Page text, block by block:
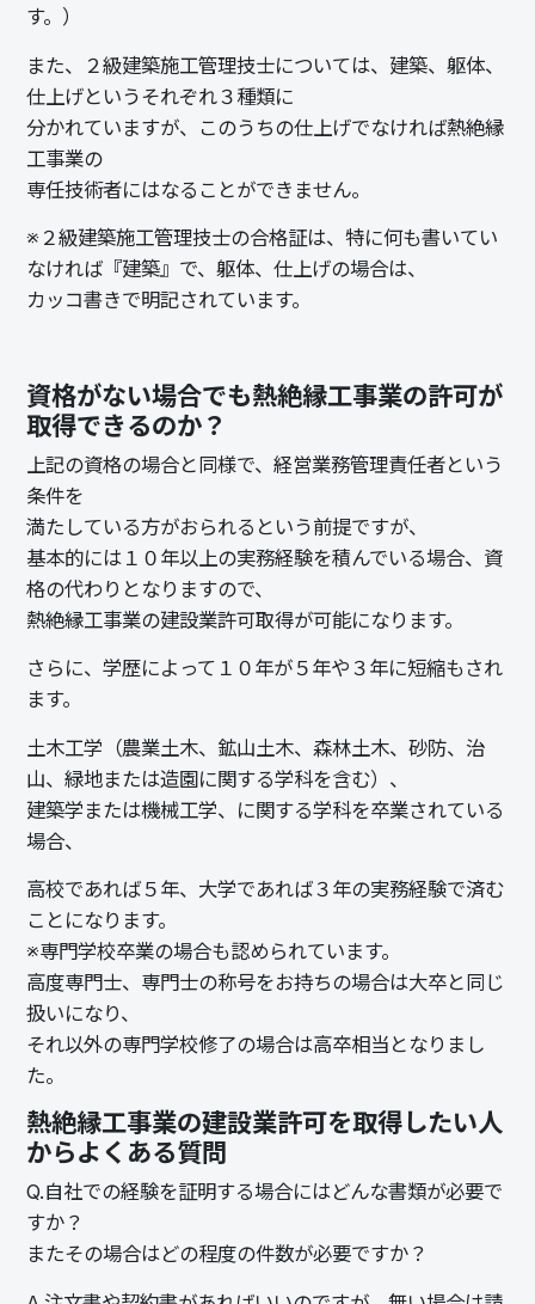
す。）
また、２級建築施工管理技士については、 建築、躯体、
仕上げというそれぞれ３種類に
分かれていますが、このうちの仕上げでなければ熱絶縁
工事業の
専任技術者にはなることができません。
※２級建築施工管理技士の合格証は、特に何も書いてい
なければ『建築』で、躯体、仕上げの場合は、
カッコ書きで明記されています。
資格がない場合でも熱絶縁工事業の許可が
取得できるのか？
上記の資格の場合と同様で、 経営業務管理責任者という
条件を
満たしている方がおられるという前提ですが、
基本的には１０年以上の実務経験を積んでいる場合、資
格の代わりとなりますので、
熱絶縁工事業の建設業許可取得が可能になります。
さらに、学歴によって１０年が５年や３年に短縮もされ
ます。
土木工学 （農業土木、鉱山土木、森林土木、砂防、治
山、緑地または造園に関する学科を含む）、
建築学 または機械工学、に関する学科を卒業されている
場合、
高校であれば５年、大学であれば３年の実務経験で済む
ことになります。
※専門学校卒業の場合も認められています。
高度専門士、専門士の称号をお持ちの場合は大卒と同じ
扱いになり、
それ以外の専門学校修了の場合は高卒相当となりまし
た。
熱絶縁工事業の建設業許可を取得したい人
からよくある質問
Q.自社での経験を証明する場合にはどんな書類が必要で
すか？
またその場合はどの程度の件数が必要ですか？